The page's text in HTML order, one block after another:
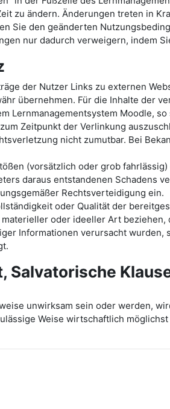
zu ändern. Änderungen treten in
Sie den geänderten
nur dadurch verweigern, indem
der Nutzer Links zu externen
übernehmen. Für die Inhalte der
Lernmanagementsystem Moodle,
Zeitpunkt der Verlinkung
nicht zumutbar. Bei
(vorsätzlich oder grob
daraus entstandenen Schadens
Rechtsverteidigung ein.
oder Qualität der
oder ideeller Art
Informationen verursacht
Salvatorische
unwirksam sein oder werden,
Weise wirtschaftlich